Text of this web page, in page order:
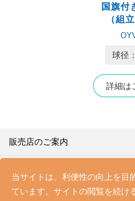
当サイトは、利便性の向上を目
ています。サイトの閲覧を続け
国旗付
（組
球径
詳細は
販売店のご案内
プライバシーポリシー